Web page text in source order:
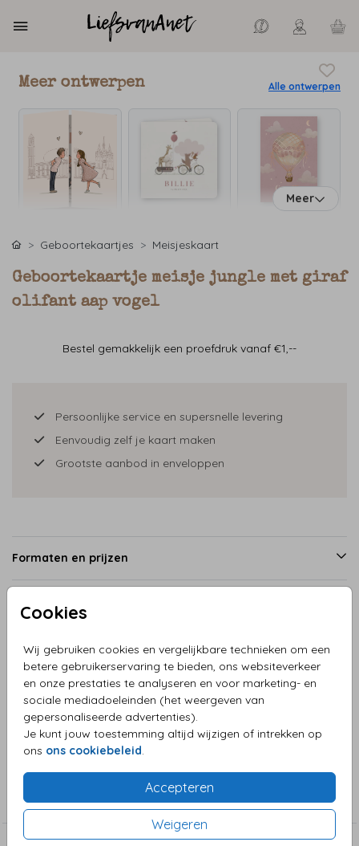
Cookies
Wij gebruiken cookies en vergelijkbare technieken om een
betere gebruikerservaring te bieden, ons websiteverkeer
en onze prestaties te analyseren en voor marketing- en
sociale mediadoeleinden (het weergeven van
gepersonaliseerde advertenties).
Je kunt jouw toestemming altijd wijzigen of intrekken op
ons ons cookiebeleid
Accepteren
Weigeren
Meer ontwerpen Alle ontwerpen
Meer
Geboortekaartjes Meisjeskaart
Geboortekaartje meisje jungle met giraf
olifant aap vogel
Bestel gemakkelijk een proefdruk vanaf €1,--
Persoonlijke service en supersnelle levering
Eenvoudig zelf je kaart maken
Grootste aanbod in enveloppen
Formaten en prijzen
Productinformatie
Omschrijving
Geboortekaartje meisje jungle met giraf, olifant, aap en
vogel. Mooi strak enkel staand geboortekaartje die geheel
aanpasbaar is.
Collectie
Meisjeskaart